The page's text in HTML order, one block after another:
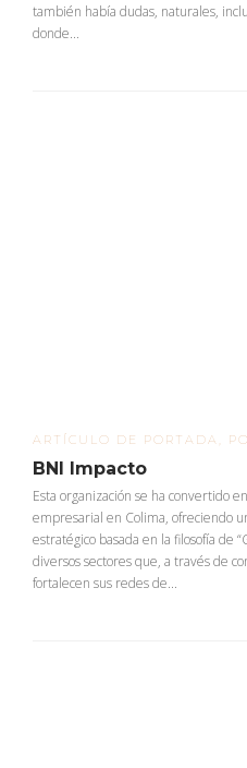
también había dudas, naturales,
donde...
ARTÍCULO DE PORTADA
BNI Impacto
Esta organización se ha convertido
empresarial en Colima, ofreciendo
estratégico basada en la filosofía de
diversos sectores que, a través de
fortalecen sus redes de...